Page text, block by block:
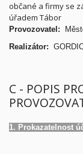
občané a firmy se
úřadem Tábor
Provozovatel:
Realizátor:
C - POPIS
1. Prokazatelnost